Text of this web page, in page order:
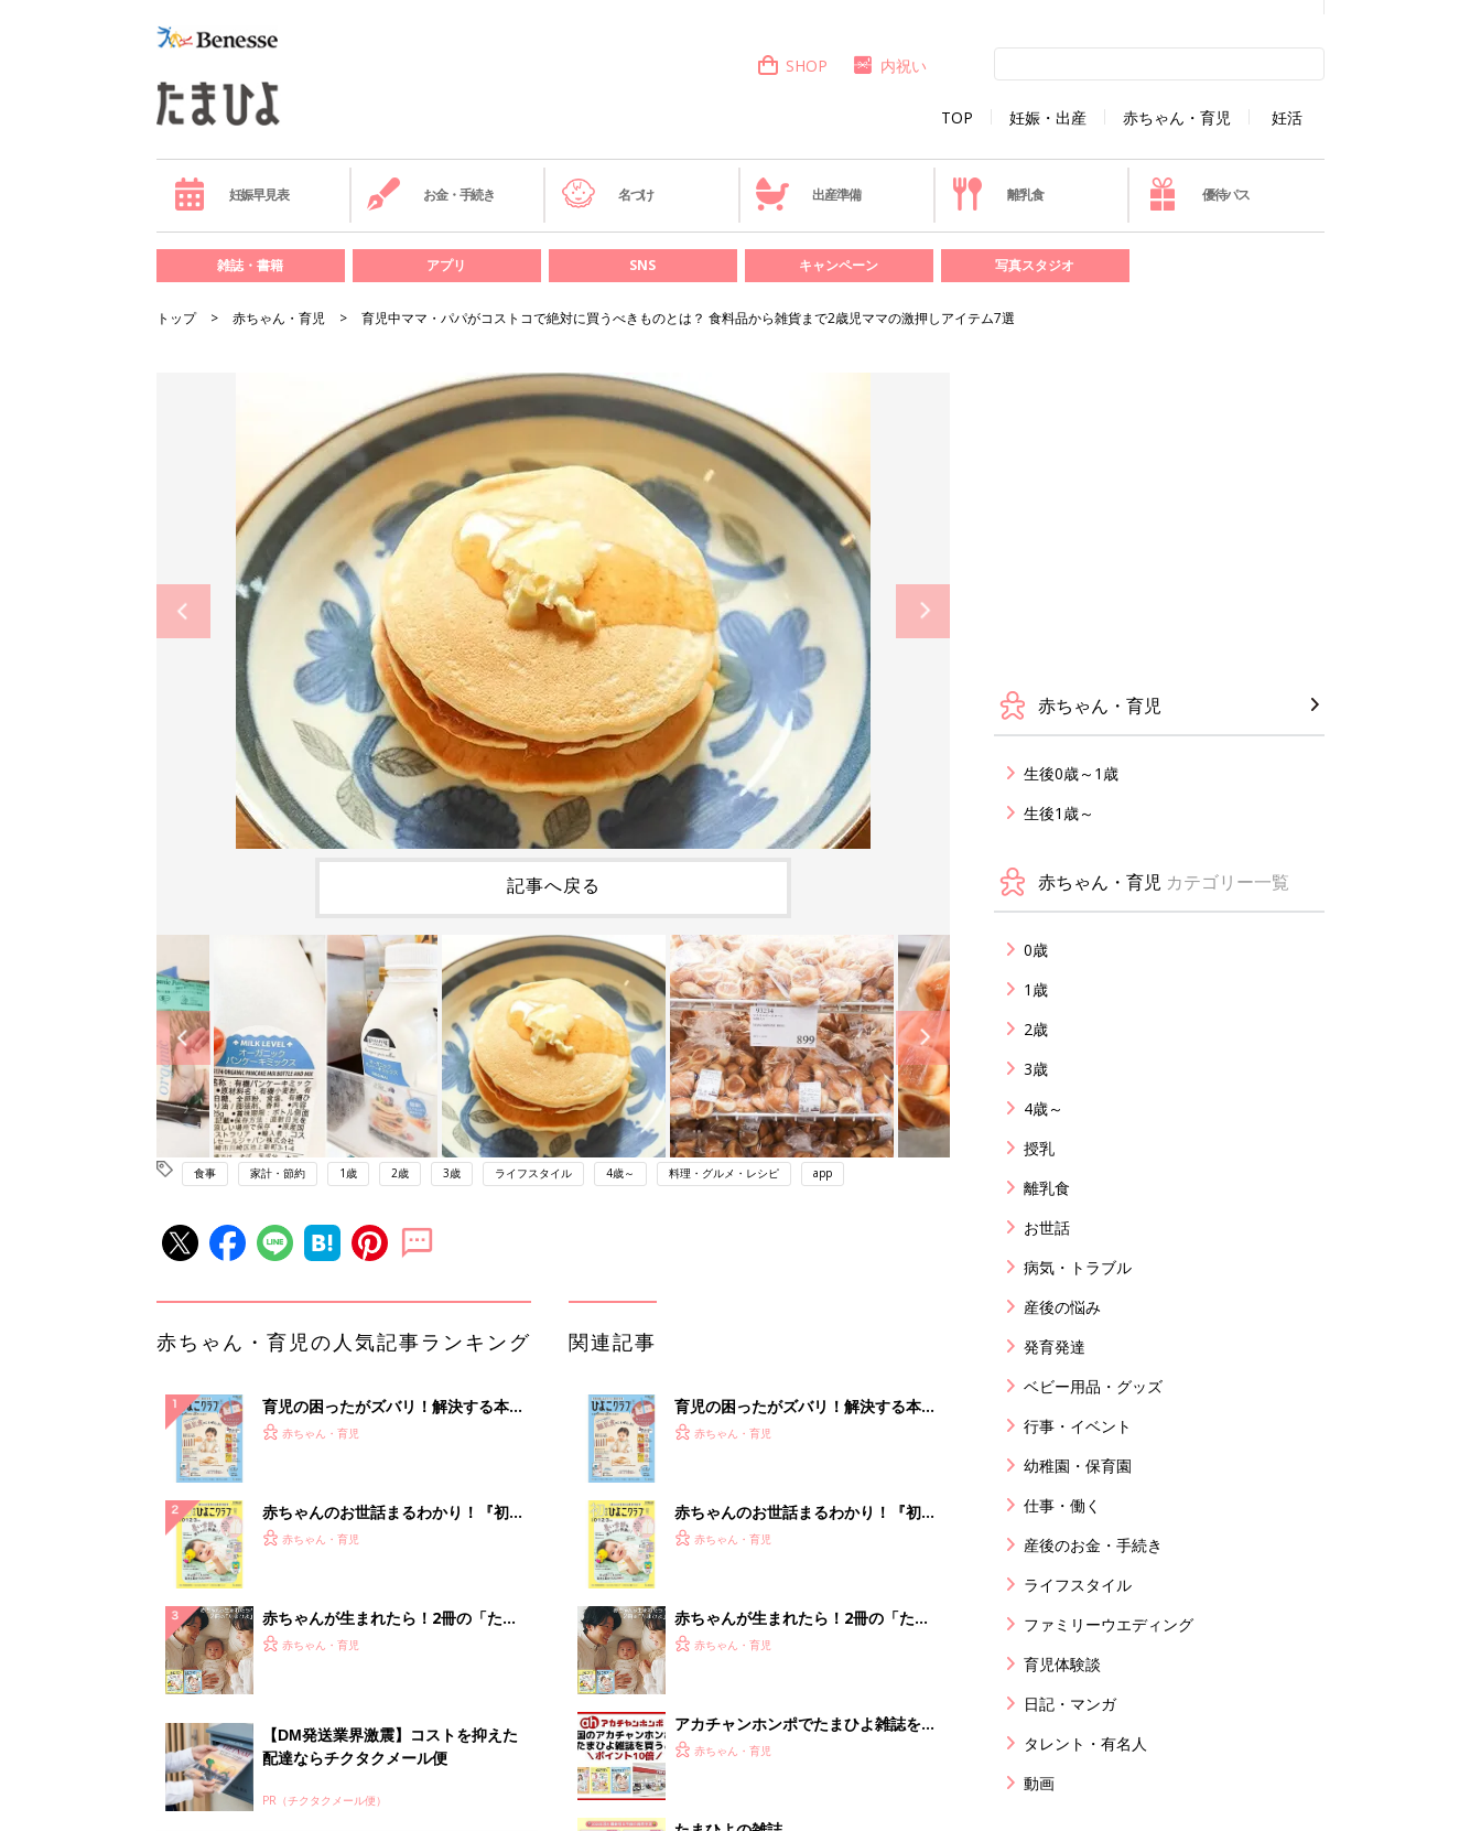
TOP 妊娠・出産 赤ちゃん・育児 妊活
SHOP 内祝い
妊娠早見表 お金・手続き 名づけ 出産準備 離乳食 優待パス
雑誌・書籍 アプリ SNS キャンペーン 写真スタジオ
トップ 赤ちゃん・育児 育児中ママ・パパがコストコで絶対に買うべきものとは？ 食料品から雑貨まで2歳児ママの激押しアイテム7選
記事へ戻る
食事 家計・節約 1歳 2歳 3歳 ライフスタイル 4歳～ 料理・グルメ・レシピ app
赤ちゃん・育児の人気記事ランキング
育児の困ったがズバリ！解決する本
『ひよこクラブ 秋号』 4カ月～2才
赤ちゃん・育児
赤ちゃんのお世話まるわかり！『初め
てのひよこクラブ 夏号』〈巻頭大特
赤ちゃん・育児
赤ちゃんが生まれたら！2冊の「たま
ひよ」
赤ちゃん・育児
【DM発送業界激震】コストを抑えた
配達ならチクタクメール便
PR（チクタクメール便）
関連記事
育児の困ったがズバリ！解決する本
『ひよこクラブ 秋号』 4カ月～2才
赤ちゃん・育児
赤ちゃんのお世話まるわかり！『初め
てのひよこクラブ 夏号』〈巻頭大特
赤ちゃん・育児
赤ちゃんが生まれたら！2冊の「たま
ひよ」
赤ちゃん・育児
アカチャンホンポでたまひよ雑誌を買
うとポイント10倍【期間限定】
赤ちゃん・育児
赤ちゃん・育児
生後0歳～1歳
生後1歳～
赤ちゃん・育児 カテゴリー一覧
0歳
1歳
2歳
3歳
4歳～
授乳
離乳食
お世話
病気・トラブル
産後の悩み
発育発達
ベビー用品・グッズ
行事・イベント
幼稚園・保育園
仕事・働く
産後のお金・手続き
ライフスタイル
ファミリーウエディング
育児体験談
日記・マンガ
タレント・有名人
動画